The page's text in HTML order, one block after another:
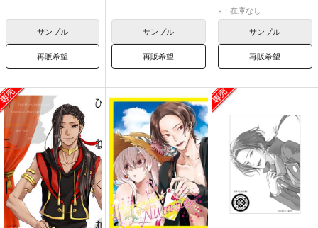
サンプル
再販希望
サンプル
再販希望
女監督生
ラギー・ブッチ
×：在庫なし
サンプル
再販希望